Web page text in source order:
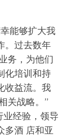
能够扩大我
。过去数年
务，为他们
化培训和持
收益流。我
关战略。”
业经验，领导
多酒 店和亚